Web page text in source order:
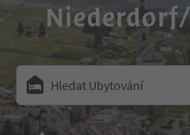
Hledat Ubytování